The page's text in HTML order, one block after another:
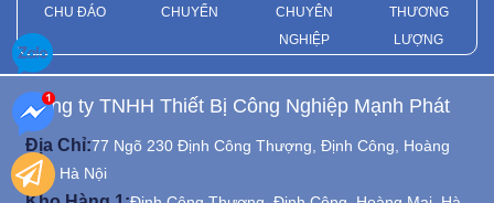
CHU ĐÁO
CHUYỂN
CHUYÊN
NGHIỆP
THƯƠNG
LƯỢNG
Công ty TNHH Thiết Bị Công Nghiệp Mạnh Phát
Địa Chỉ:77 Ngõ 230 Định Công Thượng, Định Công, Hoàng
Mai, Hà Nội